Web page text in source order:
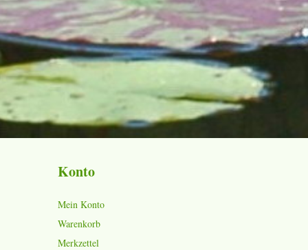
Konto
Mein Konto
Warenkorb
Merkzettel